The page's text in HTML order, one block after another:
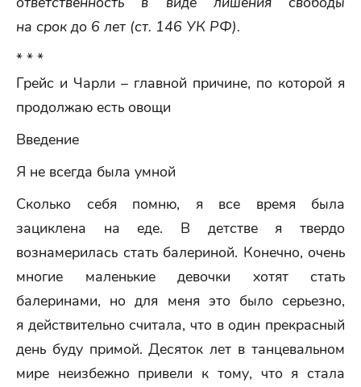
на срок до 6 лет (ст. 146 УК РФ).
* * *
Грейс и Чарли – главной причине, по которой я
продолжаю есть овощи
Введение
Я не всегда была умной
Сколько себя помню, я все время была
зациклена на еде. В детстве я твердо
вознамерилась стать балериной. Конечно, очень
многие маленькие девочки хотят стать
балеринами, но для меня это было серьезно,
я действительно считала, что в один прекрасный
день буду примой. Десяток лет в танцевальном
мире неизбежно привели к тому, что я стала